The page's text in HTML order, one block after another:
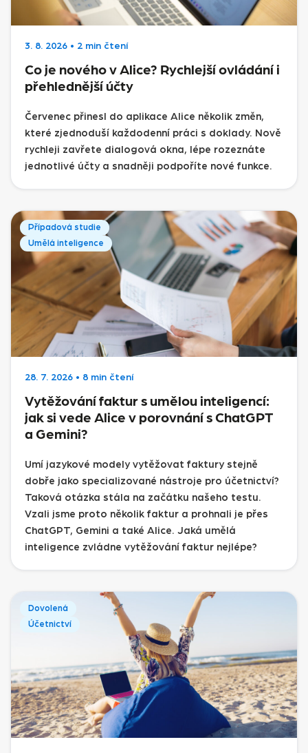
3. 8. 2026 • 2 min čtení
Co je nového v Alice? Rychlejší ovládání i
přehlednější účty
Červenec přinesl do aplikace Alice několik změn,
které zjednoduší každodenní práci s doklady. Nově
rychleji zavřete dialogová okna, lépe rozeznáte
jednotlivé účty a snadněji podpoříte nové funkce.
Případová studie
Umělá inteligence
28. 7. 2026 • 8 min čtení
Vytěžování faktur s umělou inteligencí:
jak si vede Alice v porovnání s ChatGPT
a Gemini?
Umí jazykové modely vytěžovat faktury stejně
dobře jako specializované nástroje pro účetnictví?
Taková otázka stála na začátku našeho testu.
Vzali jsme proto několik faktur a prohnali je přes
ChatGPT, Gemini a také Alice. Jaká umělá
inteligence zvládne vytěžování faktur nejlépe?
Dovolená
Účetnictví